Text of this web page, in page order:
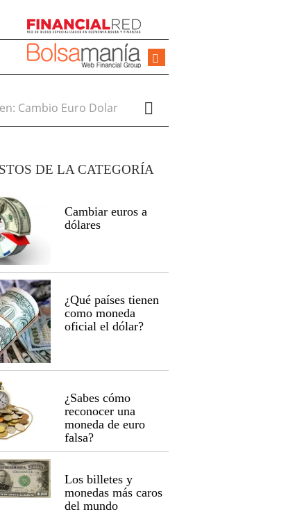
DE LA CATEGORÍA
Cambiar euros a
dólares
¿Qué países tienen
como moneda
oficial el dólar?
¿Sabes cómo
reconocer una
moneda de euro
falsa?
Los billetes y
monedas más caros
del mundo